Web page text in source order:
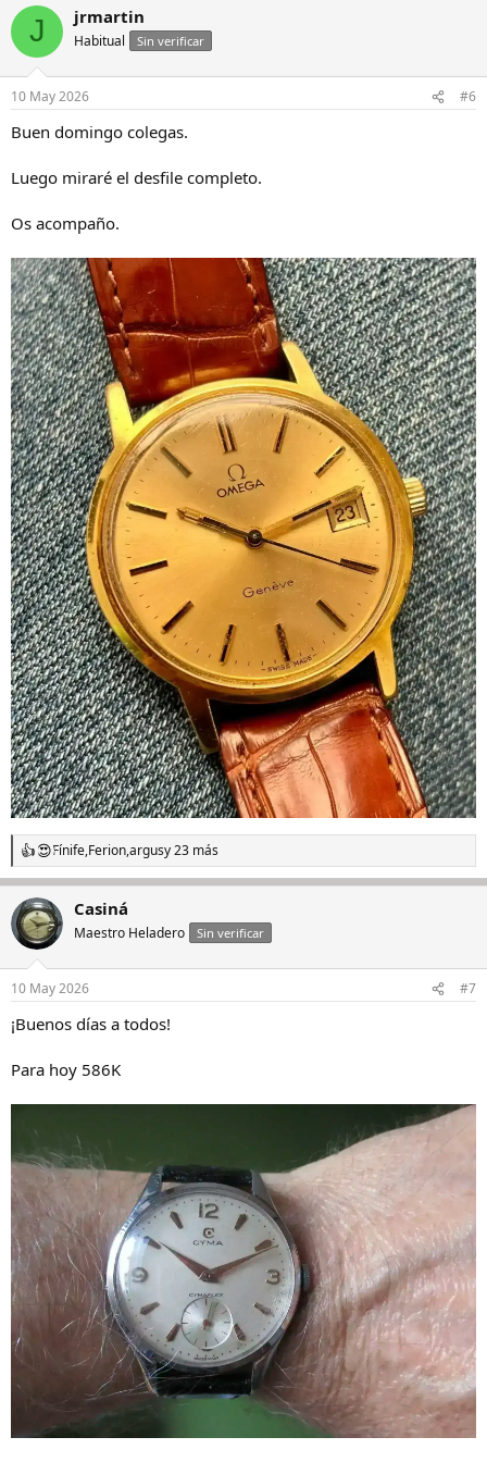
c
i
n
e
:
J jrmartin
Habitual Sin verificar
10 May 2026 #6
Buen domingo colegas.
Luego miraré el desfile completo.
Os acompaño.
R
e
a
c
c
i
e
:
Fínife,Ferion,argusy 23 más
Casiná
Maestro Heladero Sin verificar
10 May 2026 #7
¡Buenos días a todos!
Para hoy 586K